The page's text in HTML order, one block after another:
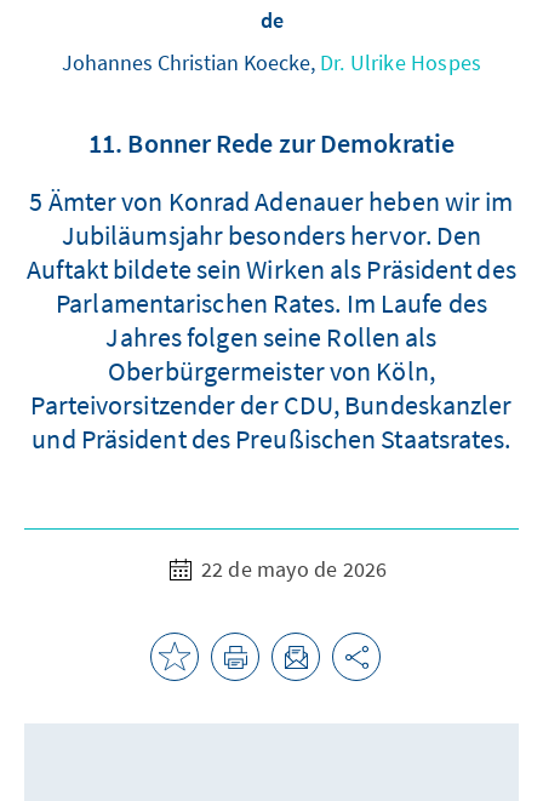
de
Johannes Christian Koecke, Dr. Ulrike Hospes
11. Bonner Rede zur Demokratie
5 Ämter von Konrad Adenauer heben wir im
Jubiläumsjahr besonders hervor. Den
Auftakt bildete sein Wirken als Präsident des
Parlamentarischen Rates. Im Laufe des
Jahres folgen seine Rollen als
Oberbürgermeister von Köln,
Parteivorsitzender der CDU, Bundeskanzler
und Präsident des Preußischen Staatsrates.
22 de mayo de 2026